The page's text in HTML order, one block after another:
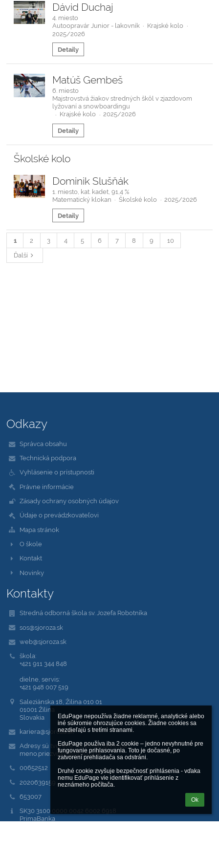
EduPage nepoužíva žiadne reklamné, analytické alebo
iné súkromie ohrozujúce cookies. Žiadne cookies sa
nezdieľajú s tretími stranami.
EduPage používa iba 2 cookie – jedno nevyhnutné pre
fungovanie prihlasovania. Toto je dočasné, po
zatvorení prehliadača sa odstráni.
Druhé cookie zvyšuje bezpečnosť prihlásenia - vďaka
nemu EduPage vie identifikovať prihlásenie z
neznámeho počítača.
Ok
Dávid Duchaj
4. miesto
Autoopravár Junior - lakovník · Krajské kolo ·
2025/2026
Detaily
Matúš Gembeš
6. miesto
Majstrovstvá žiakov stredných škôl v zjazdovom
lyžovaní a snowboardingu
· Krajské kolo · 2025/2026
Detaily
Školské kolo
Dominik Slušňák
1. miesto, kat. kadet, 91,4 %
Matematický klokan · Školské kolo · 2025/2026
Detaily
1 2 3 4 5 6 7 8 9
10
Ďalší
Odkazy
Správca obsahu
Technická podpora
Vyhlásenie o prístupnosti
Právne informácie
Zásady ochrany osobných údajov
Údaje o prevádzkovateľovi
Mapa stránok
O škole
Kontakt
Novinky
Kontakty
Stredná odborná škola sv. Jozefa Robotníka
sos@sjoroza.sk
web@sjoroza.sk
škola:
+421 911 344 848
dielne, servis:
+421 948 007 519
Saleziánska 18, Žilina 010 01
01001 Žilina
Slovakia
kariera@sjoroza.sk
Adresy sú tvorené na tomto princípe:
meno.priezvisko@sjoroza.sk
00652512
2020639159
653007
SK30 3100 0000 0042 6002 6918
PrimaBanka